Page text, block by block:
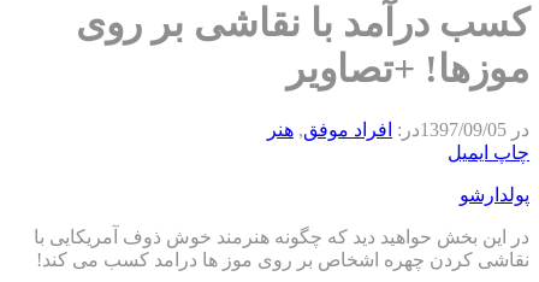
کسب درآمد با نقاشی بر روی
موزها! +تصاویر
در 1397/09/05در: افراد موفق, هنر
چاپ ایمیل
پولدارشو
در این بخش حواهید دید که چگونه هنرمند خوش ذوف آمریکایی با
نقاشی کردن چهره اشخاص بر روی موز ها درامد کسب می کند!